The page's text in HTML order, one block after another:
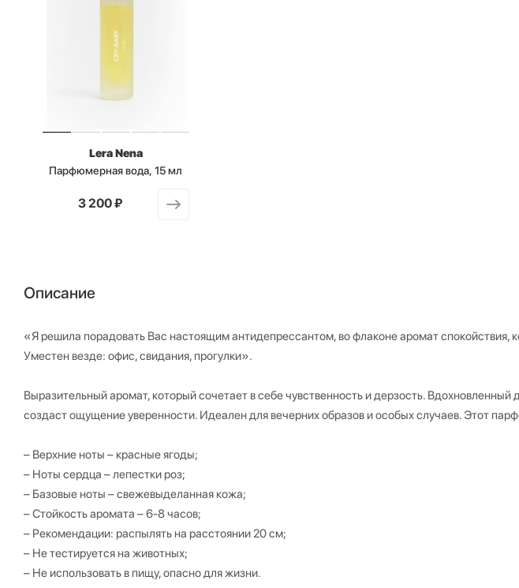
Lera Nena
Парфюмерная вода, 15 мл
от3 200 ₽
Описание
«Я решила порадовать Вас настоящим антидепрессантом, во флаконе аромат
Уместен везде: офис, свидания, прогулки».
Выразительный аромат, который сочетает в себе чувственность и дерзость.
создаст ощущение уверенности. Идеален для вечерних образов и особых случаев. Этот
– Верхние ноты – красные ягоды;
– Ноты сердца – лепестки роз;
– Базовые ноты – свежевыделанная кожа;
– Стойкость аромата – 6-8 часов;
– Рекомендации: распылять на расстоянии 20 см;
– Не тестируется на животных;
– Не использовать в пищу, опасно для жизни.